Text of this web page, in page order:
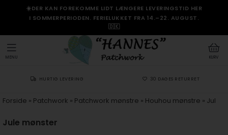
☀️DER KAN FOREKOMME LIDT LÆNGERE LEVERINGSTID HER
I SOMMERPERIODEN. FERIELUKKET FRA 14.–22. AUGUST.
🇩🇰
KURV
MENU
HURTIG LEVERING 30 DAGES RETURRET
Forside » Patchwork » Patchwork mønstre » Houhou mønstre » Jul
Jule mønster